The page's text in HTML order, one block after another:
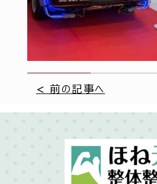
< 前の記事へ